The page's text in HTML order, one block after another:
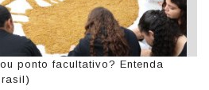
ponto facultativo? Entenda